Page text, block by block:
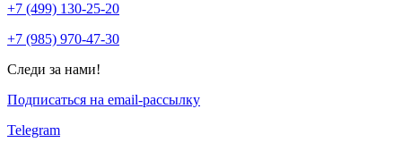
+7 (499) 130-25-20
+7 (985) 970-47-30
Следи за нами!
Подписаться на email-рассылку
Telegram